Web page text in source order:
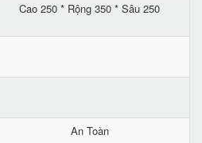
Cao 250 * Rộng 350 * Sâu 250
An Toàn